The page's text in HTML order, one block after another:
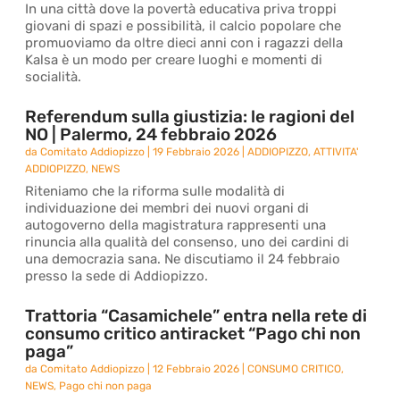
In una città dove la povertà educativa priva troppi
giovani di spazi e possibilità, il calcio popolare che
promuoviamo da oltre dieci anni con i ragazzi della
Kalsa è un modo per creare luoghi e momenti di
socialità.
Referendum sulla giustizia: le ragioni del
NO | Palermo, 24 febbraio 2026
daComitato Addiopizzo |19 Febbraio 2026 |ADDIOPIZZO,ATTIVITA'
ADDIOPIZZO, NEWS
Riteniamo che la riforma sulle modalità di
individuazione dei membri dei nuovi organi di
autogoverno della magistratura rappresenti una
rinuncia alla qualità del consenso, uno dei cardini di
una democrazia sana. Ne discutiamo il 24 febbraio
presso la sede di Addiopizzo.
Trattoria “Casamichele” entra nella rete di
consumo critico antiracket “Pago chi non
paga”
daComitato Addiopizzo |12 Febbraio 2026 |CONSUMO CRITICO,
NEWS, Pago chi non paga